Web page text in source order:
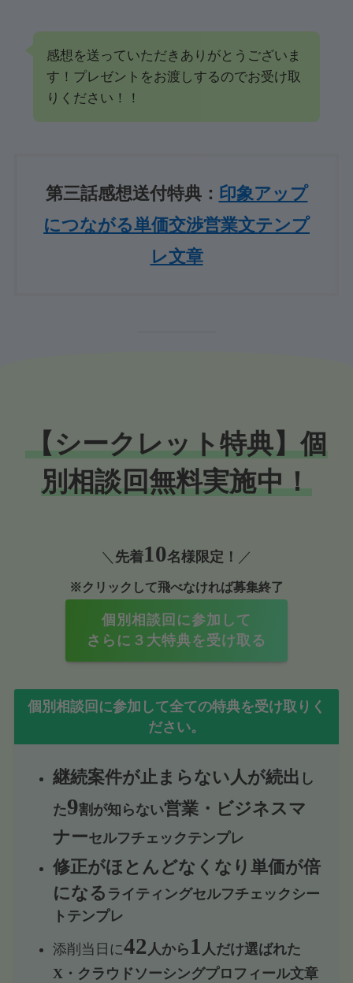
感想を送っていただきありがとうございま
す！プレゼントをお渡しするのでお受け取
りください！！
第三話感想送付特典： 印象アップ
につながる単価交渉営業文テンプ
レ文章
【シークレット特典】個
別相談回無料実施中！
＼ 先着10名様限定！ ／
※クリックして飛べなければ募集終了
個別相談回に参加して
さらに３大特典を受け取る
個別相談回に参加して全ての特典を受け取りく
ださい。
継続案件が止まらない人が続出 し
た9割が知らない営業・ビジネスマ
ナーセルフチェックテンプレ
修正がほとんどなくなり単価が倍
になる ライティングセルフチェックシー
トテンプレ
添削当日に42 人から 1 人だけ選ばれた
X・クラウドソーシングプロフィール文章